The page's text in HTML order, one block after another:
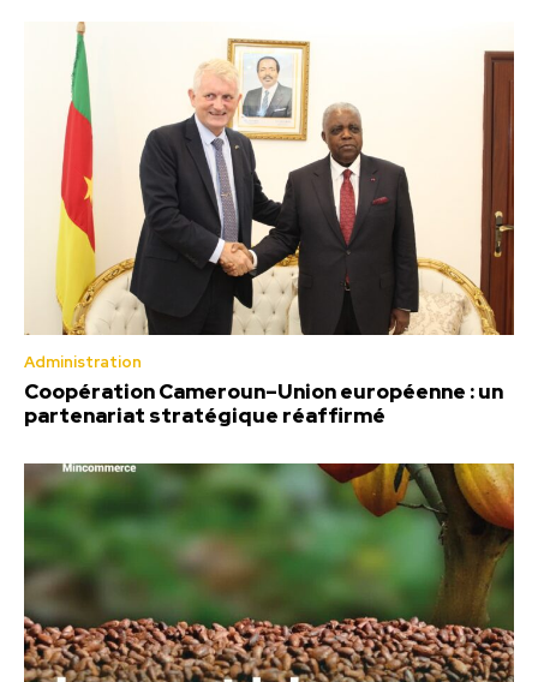
Administration
Coopération Cameroun–Union européenne : un
partenariat stratégique réaffirmé